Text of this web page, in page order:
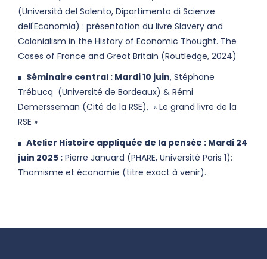
(Università del Salento, Dipartimento di Scienze
dell'Economia) : présentation du livre Slavery and
Colonialism in the History of Economic Thought. The
Cases of France and Great Britain (Routledge, 2024)
Séminaire central : Mardi 10 juin, Stéphane
Trébucq (Université de Bordeaux) & Rémi
Demersseman (Cité de la RSE), « Le grand livre de la
RSE »
Atelier Histoire appliquée de la pensée : Mardi 24
juin 2025 : Pierre Januard (PHARE, Université Paris 1):
Thomisme et économie (titre exact à venir).